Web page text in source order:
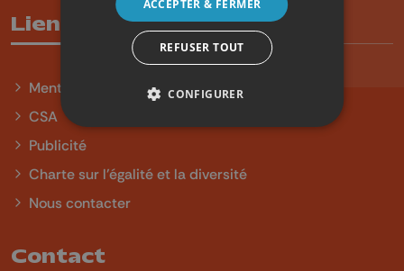
Liens utiles
Mentions légales
CSA
Publicité
Charte sur l'égalité et la diversité
Nous contacter
Contact
ACCEPTER & FERMER
REFUSER TOUT
CONFIGURER